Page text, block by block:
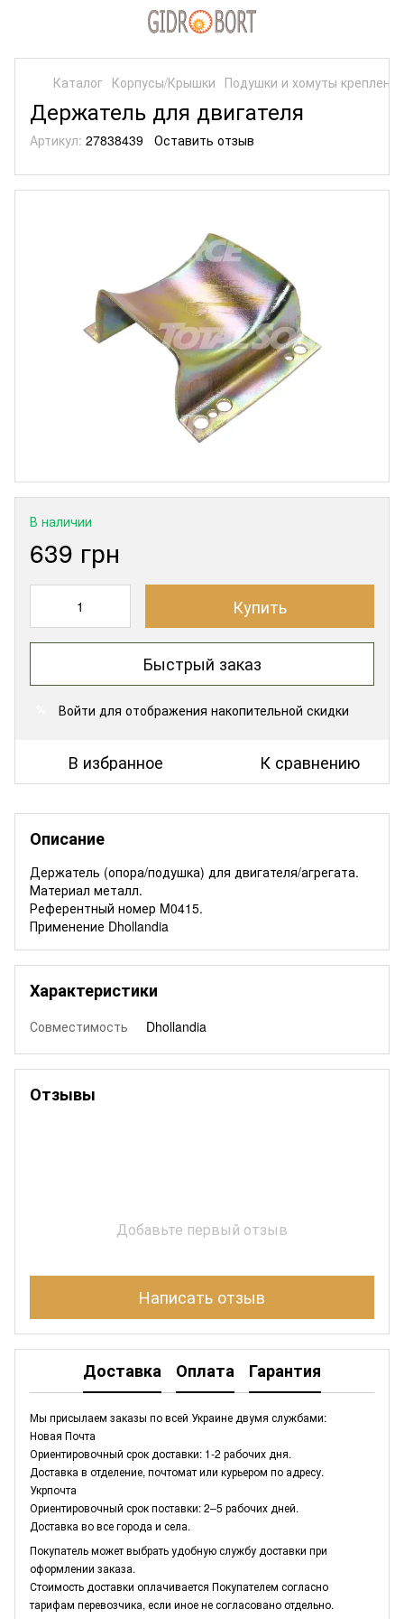
Каталог Корпусы/Крышки Подушки и хомуты крепления
Держатель для двигателя
Артикул: 27838439 Оставить отзыв
В наличии
639 грн
Купить
Быстрый заказ
Войти для отображения накопительной скидки
В избранное К сравнению
Описание
Держатель (опора/подушка) для двигателя/агрегата.
Материал металл.
Референтный номер M0415.
Применение Dhollandia
Характеристики
Совместимость Dhollandia
Отзывы
Добавьте первый отзыв
Написать отзыв
Доставка Оплата Гарантия
Мы присылаем заказы по всей Украине двумя службами:
Новая Почта
Ориентировочный срок доставки: 1-2 рабочих дня.
Доставка в отделение, почтомат или курьером по адресу.
Укрпочта
Ориентировочный срок поставки: 2–5 рабочих дней.
Доставка во все города и села.
Покупатель может выбрать удобную службу доставки при
оформлении заказа.
Стоимость доставки оплачивается Покупателем согласно
тарифам перевозчика, если иное не согласовано отдельно.